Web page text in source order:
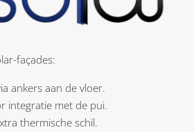
faҫades:
ankers aan de vloer.
integratie met de pui.
thermische schil.